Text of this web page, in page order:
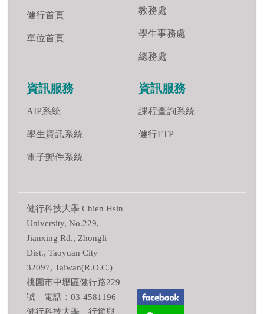
健行首頁
單位首頁
教務處
學生事務處
總務處
資訊服務
AIP系統
學生資訊系統
電子郵件系統
資訊服務
課程查詢系統
健行FTP
健行科技大學 Chien Hsin
University, No.229,
Jianxing Rd., Zhongli
Dist., Taoyuan City
32097, Taiwan(R.O.C.)
桃園市中壢區健行路229
號 電話：03-4581196
健行科技大學 行銷與